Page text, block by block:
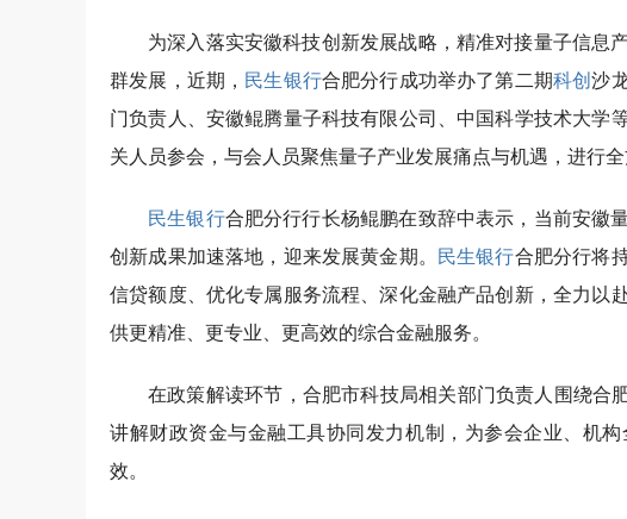
为深入落实安徽科技创新发展战略，精准对接量子信息
群发展，近期， 民生银行合肥分行成功举办了第二期科创沙
门负责人、安徽鲲腾量子科技有限公司、中国科学技术大学
关人员参会，与会人员聚焦量子产业发展痛点与机遇，进行全
民生银行合肥分行行长杨鲲鹏在致辞中表示，当前安徽
创新成果加速落地，迎来发展黄金期。
民生银行合肥分行将
信贷额度、优化专属服务流程、深化金融产品创新，全力以
供更精准、更专业、更高效的综合金融服务。
在政策解读环节，合肥市科技局相关部门负责人围绕合
讲解财政资金与金融工具协同发力机制，为参会企业、机
效。